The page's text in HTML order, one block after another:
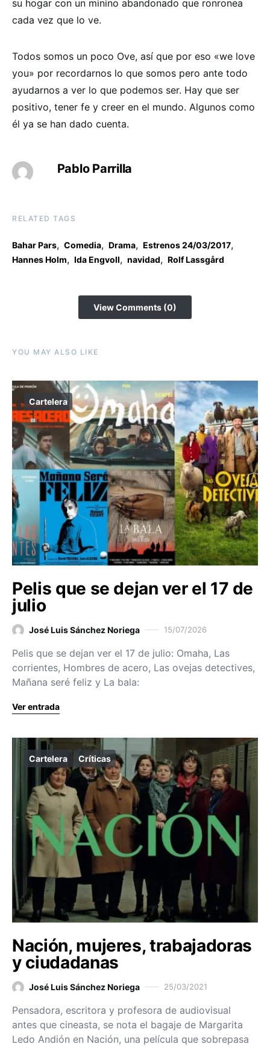
su hogar con un minino abandonado que ronronea
cada vez que lo ve.
Todos somos un poco Ove, así que por eso «we love
you» por recordarnos lo que somos pero ante todo
ayudarnos a ver lo que podemos ser. Hay que ser
positivo, tener fe y creer en el mundo. Algunos como
él ya se han dado cuenta.
Pablo Parrilla
RELATED TAGS
Bahar Pars, Comedia, Drama, Estrenos 24/03/2017,
Hannes Holm, Ida Engvoll, navidad, Rolf Lassgård
View Comments (0)
YOU MAY ALSO LIKE
Cartelera
Pelis que se dejan ver el 17 de
julio
José Luis Sánchez Noriega 15/07/2026
Pelis que se dejan ver el 17 de julio: Omaha, Las
corrientes, Hombres de acero, Las ovejas detectives,
Mañana seré feliz y La bala:
Ver entrada
Cartelera Críticas
Nación, mujeres, trabajadoras
y ciudadanas
José Luis Sánchez Noriega 25/03/2021
Pensadora, escritora y profesora de audiovisual
antes que cineasta, se nota el bagaje de Margarita
Ledo Andión en Nación, una película que sobrepasa